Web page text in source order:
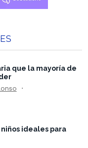
que la mayoría de
ideales para